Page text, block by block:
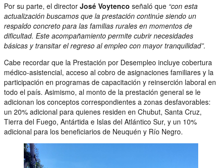
Por su parte, el director José Voytenco señaló que “con esta
actualización buscamos que la prestación continúe siendo un
respaldo concreto para las familias rurales en momentos de
dificultad. Este acompañamiento permite cubrir necesidades
básicas y transitar el regreso al empleo con mayor tranquilidad”.
Cabe recordar que la Prestación por Desempleo incluye cobertura
médico-asistencial, acceso al cobro de asignaciones familiares y la
participación en programas de capacitación y reinserción laboral en
todo el país. Asimismo, al monto de la prestación general se le
adicionan los conceptos correspondientes a zonas desfavorables:
un 20% adicional para quienes residen en Chubut, Santa Cruz,
Tierra del Fuego, Antártida e Islas del Atlántico Sur, y un 10%
adicional para los beneficiarios de Neuquén y Río Negro.